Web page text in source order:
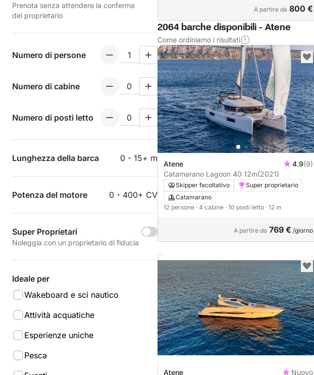
Prenota senza attendere la conferma
del proprietario
Numero di persone
Numero di cabine
Numero di posti letto
Lunghezza della barca 0 - 15+ m
Potenza del motore 0 - 400+ CV
Super Proprietari
Noleggia con un proprietario di fiducia
Ideale per
Wakeboard e sci nautico
Attività acquatiche
Esperienze uniche
Pesca
A partire da 800 €
2064 barche disponibili - Atene
Come ordiniamo i risultati
Atene 4.9(9)
Catamarano Lagoon 40 12m(2021)
Skipper facoltativo
Super proprietario
Catamarano
12 persone · 4 cabine · 10 posti letto · 12 m
A partire da 769 € /giorno
Atene
Nuovo